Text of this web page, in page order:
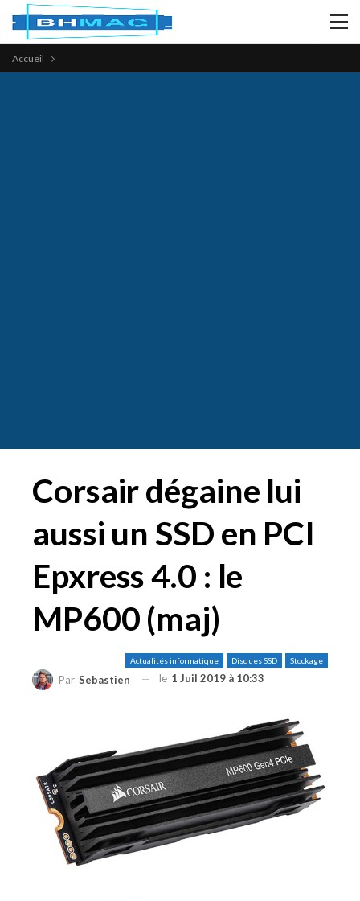
Accueil
Corsair dégaine lui
aussi un SSD en PCI
Epxress 4.0 : le
MP600 (maj)
Actualités informatique Disques SSD Stockage
Par Sebastien le 1 Juil 2019 à 10:33